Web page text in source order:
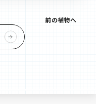
前の植物へ